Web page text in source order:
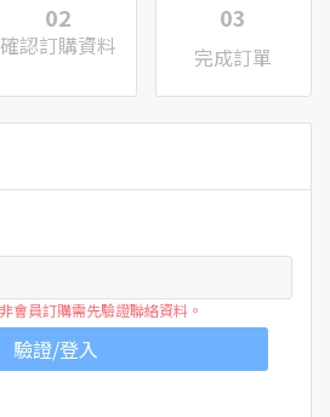
02
確認訂購資料
03
完成訂單
會員訂購需先驗證聯絡資料。
驗證/登入